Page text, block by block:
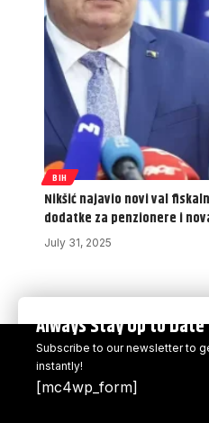
BIH
Nikšić najavio novi val
dodatke za penzionere i
July 31, 2025
Always Stay Up to Date
Subscribe to our newsletter to
instantly!
[mc4wp_form]